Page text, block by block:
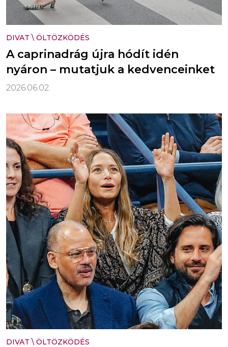
DIVAT \ ÖLTÖZKÖDÉS
A caprinadrág újra hódít idén
nyáron – mutatjuk a kedvenceinket
2026.06.02.
DIVAT \ ÖLTÖZKÖDÉS